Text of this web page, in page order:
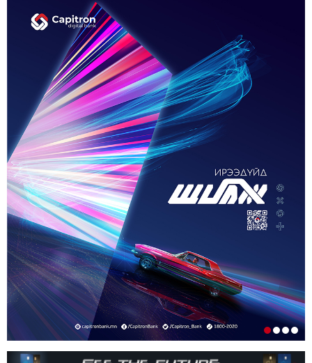
ҮЙЛДВЭРИЙН ХЭДЭН ХУВИЙГ ЭЗЭМШИХ ВЭ
ГЭДЭГ АСУУДАЛ ГАРЧ ИРНЭ
5-р сар. 21, 2026, 11:40 a.m.
ЗУУН НАСЫГ ДАВСАН “ХӨВЧИЙН ХӨХ
ГОНИО” АЛДАРТАЙ Д.ГОНЧИГДАГВА
2-р сар. 17, 2026, 10:38 a.m.
ОРОН НУТАГТ ГАЗАР ОЛГОХ ЭРХ МЭДЛИЙГ
ШИЛЖҮҮЛНЭ
1-р сар. 19, 2026, 10:54 a.m.
ТЭТГЭВРИЙН ЗЭЭЛИЙН ХҮҮГ БУУРУУЛАХ,
УРТАСГАХ ЧИГЛЭЛЭЭР АЖИЛЛАНА
1-р сар. 19, 2026, 10:52 a.m.
ИРГЭДИЙН НЭРИЙН ДАНСНЫ
ХУРИМТЛАЛЫГ НЭГ САЯД ХҮРГЭНЭ
1-р сар. 19, 2026, 10:48 a.m.
ЭНЭ ЖИЛ БҮХ НИЙТЭЭРЭЭ 15 ХОНОГ АМРАХ
НЬ